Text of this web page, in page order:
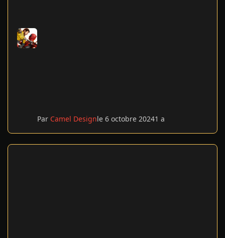
Par Camel Designle 6 octobre 20241 a